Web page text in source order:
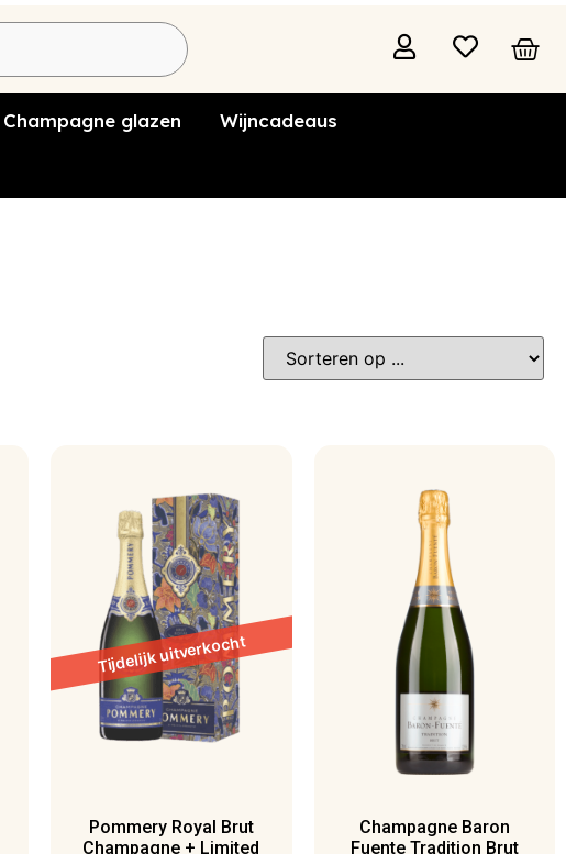
Champagne glazen Wijncadeaus
Pommery Royal Brut
Champagne + Limited
Champagne Baron
Fuente Tradition Brut